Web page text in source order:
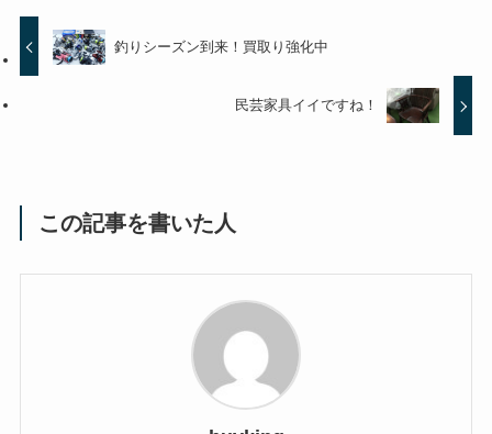
釣りシーズン到来！買取り強化中
民芸家具イイですね！
この記事を書いた人